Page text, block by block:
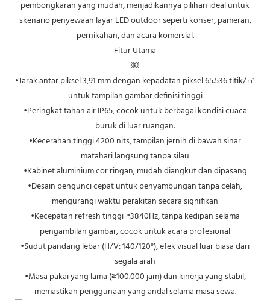
pembongkaran yang mudah, menjadikannya pilihan ideal untuk
skenario penyewaan layar LED outdoor seperti konser, pameran,
pernikahan, dan acara komersial.
Fitur Utama
￼
•Jarak antar piksel 3,91 mm dengan kepadatan piksel 65.536 titik/㎡
untuk tampilan gambar definisi tinggi
•Peringkat tahan air IP65, cocok untuk berbagai kondisi cuaca
buruk di luar ruangan.
•Kecerahan tinggi 4200 nits, tampilan jernih di bawah sinar
matahari langsung tanpa silau
•Kabinet aluminium cor ringan, mudah diangkut dan dipasang
•Desain pengunci cepat untuk penyambungan tanpa celah,
mengurangi waktu perakitan secara signifikan
•Kecepatan refresh tinggi ≥3840Hz, tanpa kedipan selama
pengambilan gambar, cocok untuk acara profesional
•Sudut pandang lebar (H/V: 140/120°), efek visual luar biasa dari
segala arah
•Masa pakai yang lama (≥100.000 jam) dan kinerja yang stabil,
memastikan penggunaan yang andal selama masa sewa.